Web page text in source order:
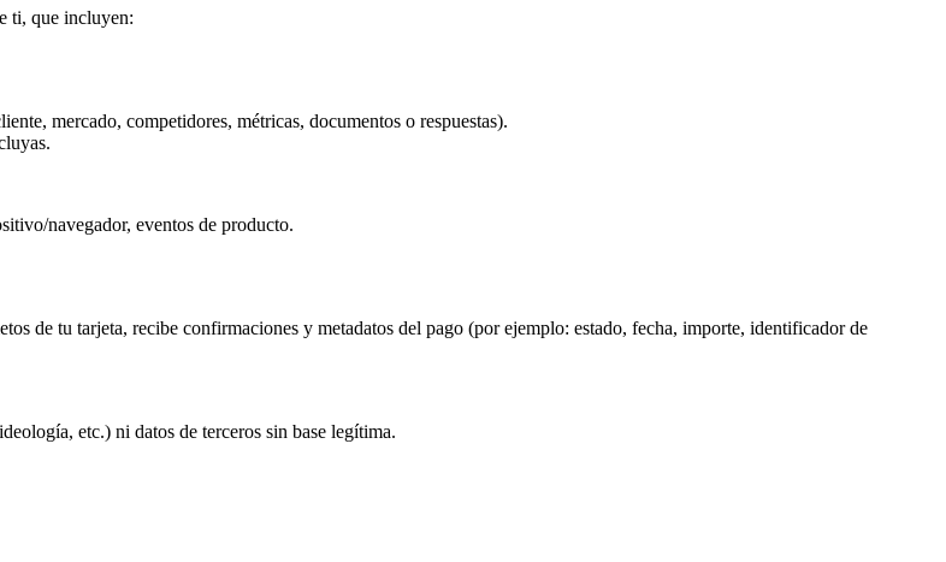
ti, que incluyen:
mercado, competidores, métricas, documentos o respuestas).
navegador, eventos de producto.
de tu tarjeta, recibe confirmaciones y metadatos del pago (por ejemplo: estado, fecha, importe, identificador de
etc.) ni datos de terceros sin base legítima.